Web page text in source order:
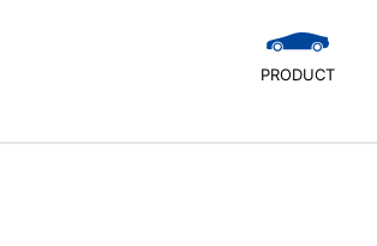
PRODUCT